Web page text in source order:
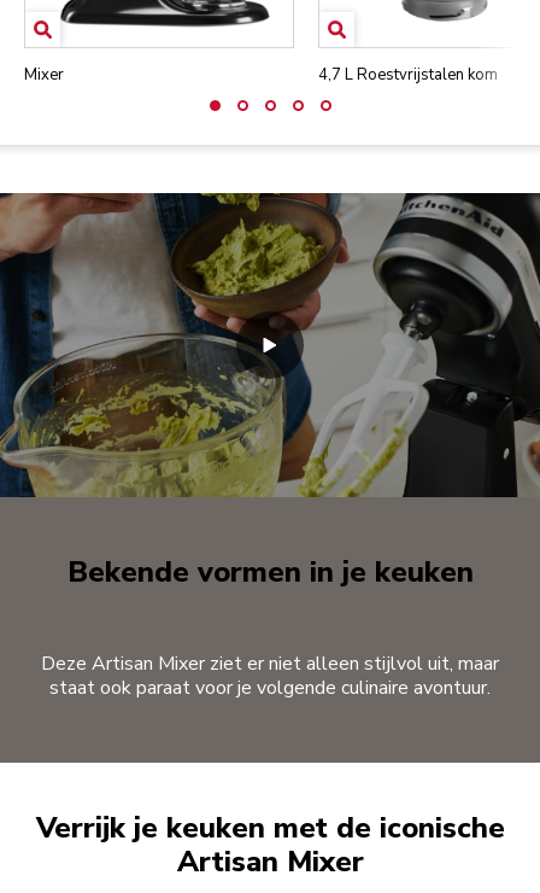
Mixer 4,7 L Roestvrijstalen kom
Bekende vormen in je keuken
Deze Artisan Mixer ziet er niet alleen stijlvol uit, maar
staat ook paraat voor je volgende culinaire avontuur.
Verrijk je keuken met de iconische
Artisan Mixer